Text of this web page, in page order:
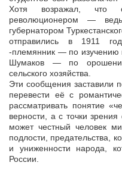
Хотя возражал, что
революционером —
губернатором
отправились в 1911
-племянник — по изучению
Шумаков — по
сельского хозяйства.
Эти сообщения заставили
перевести её с
рассматривать понятие
верности, а с точки
может честный человек
подлости, предательства,
и униженности народа,
России.